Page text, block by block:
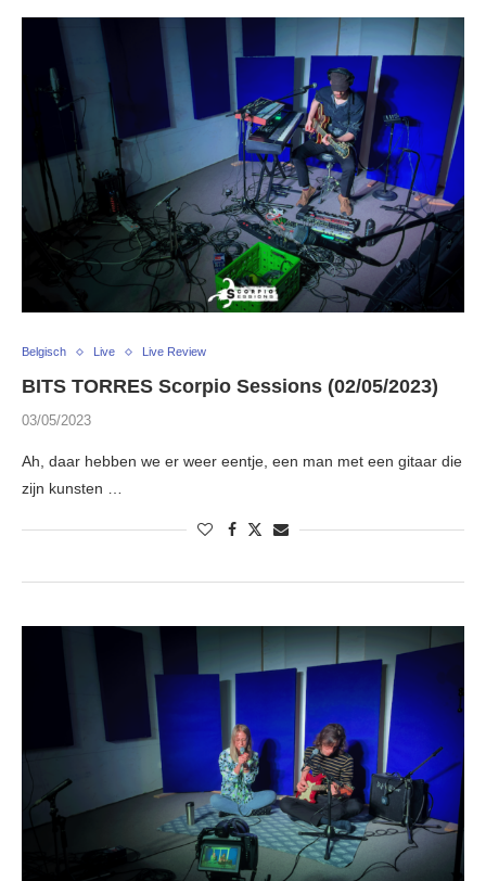
Belgisch Live Live Review
BITS TORRES Scorpio Sessions (02/05/2023)
03/05/2023
Ah, daar hebben we er weer eentje, een man met een gitaar die
zijn kunsten …